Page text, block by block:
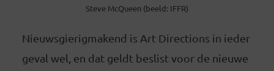
Steve McQueen (beeld: IFFR)
Nieuwsgierigmakend is Art Directions in ieder
geval wel, en dat geldt beslist voor de nieuwe